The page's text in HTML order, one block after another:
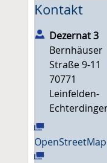
Kontakt
Dezernat 3
Bernhäuser
Straße 9-11
70771
Leinfelden-
OpenStreetMap